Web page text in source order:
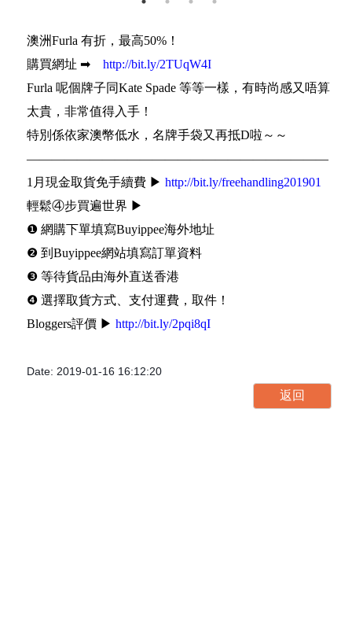
澳洲Furla 有折，最高50%！
購買網址 ➡ http://bit.ly/2TUqW4I
Furla 呢個牌子同Kate Spade 等等一樣，有時尚感又唔算
太貴，非常值得入手！
特別係依家澳幣低水，名牌手袋又再抵D啦～～
————————————————————————
1月現金取貨免手續費 ▶ http://bit.ly/freehandling201901
輕鬆④步買遍世界 ▶
❶ 網購下單填寫Buyippee海外地址
❷ 到Buyippee網站填寫訂單資料
❸ 等待貨品由海外直送香港
❹ 選擇取貨方式、支付運費，取件！
Bloggers評價 ▶ http://bit.ly/2pqi8qI
Date: 2019-01-16 16:12:20